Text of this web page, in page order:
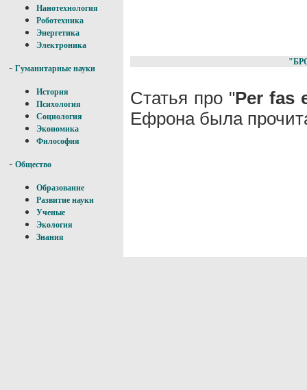
Нанотехнология
Роботехника
Энергетика
Электроника
- Гуманитарные науки
История
Психология
Социология
Экономика
Философия
- Общество
Образование
Развитие науки
Ученые
Экология
Знания
Статья про "Per fas
Ефрона была